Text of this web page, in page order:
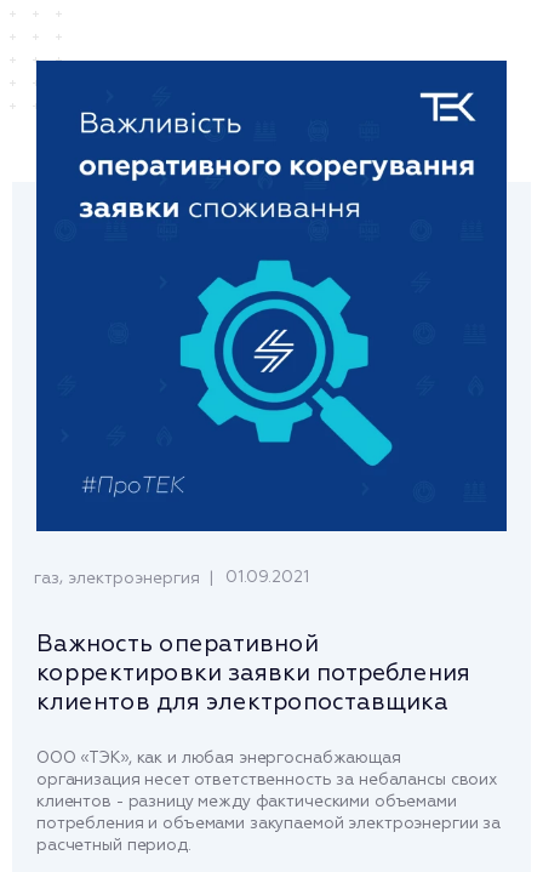
газ, электроэнергия 01.09.2021
Важность оперативной
корректировки заявки потребления
клиентов для электропоставщика
ООО «ТЭК», как и любая энергоснабжающая
организация несет ответственность за небалансы своих
клиентов - разницу между фактическими объемами
потребления и объемами закупаемой электроэнергии за
расчетный период.